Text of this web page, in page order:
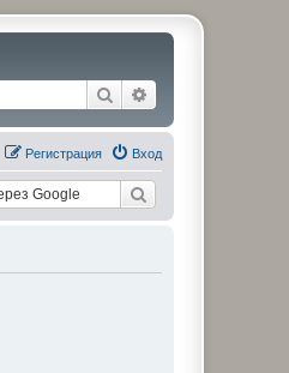
Поиск
Вход
Регистрация